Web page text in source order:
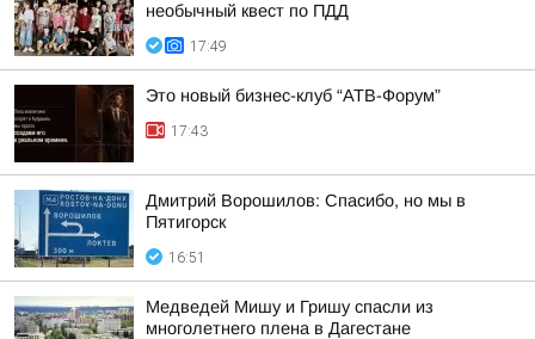
необычный квест по ПДД
17:49
Это новый бизнес-клуб “АТВ-Форум”
17:43
Дмитрий Ворошилов: Спасибо, но мы в
Пятигорск
16:51
Медведей Мишу и Гришу спасли из
многолетнего плена в Дагестане